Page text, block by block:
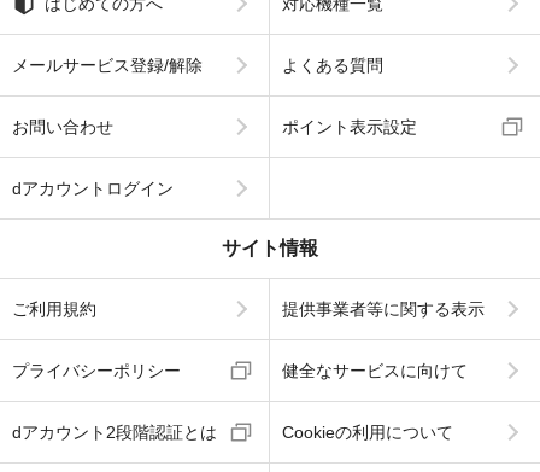
メールサービス登録/解除 よくある質問
お問い合わせ ポイント表示設定
dアカウントログイン
サイト情報
ご利用規約 提供事業者等に関する表示
プライバシーポリシー 健全なサービスに向けて
dアカウント2段階認証とは Cookieの利用について